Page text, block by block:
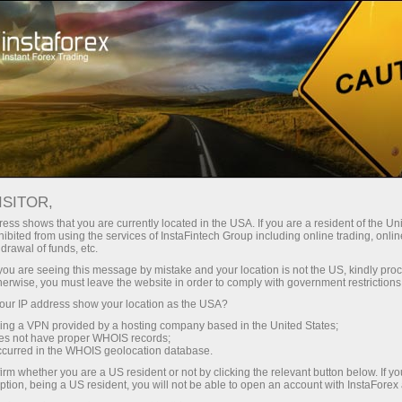
Con InstaForex obtiene acceso a
competitivas: apalancamiento de
hasta 1:5000, unos de los mejores
spreads y comisiones del
mercado, así como condiciones
atractivas para operar con
acciones e índices.
Spreads mínimos
Bono del 30%
en cada depósito
Velocidad
en el trading y en la pista
shows that you are currently located in the USA. If you are a resident of the
from using the services of InstaFintech Group including online trading,
of funds, etc.
are seeing this message by mistake and your location is not the US, kindly
you must leave the website in order to comply with government
IP address show your location as the USA?
a VPN provided by a hosting company based in the United States;
not have proper WHOIS records;
in the WHOIS geolocation database.
whether you are a US resident or not by clicking the relevant button below. If
being a US resident, you will not be able to open an account with InstaForex